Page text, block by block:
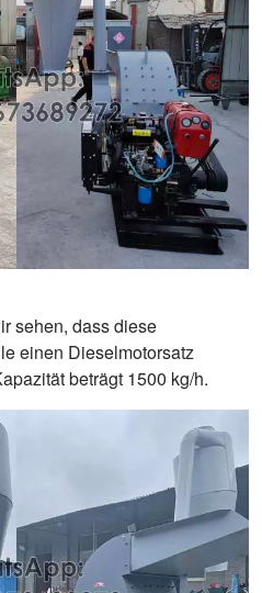
sehen, dass diese
einen Dieselmotorsatz
beträgt 1500 kg/h.